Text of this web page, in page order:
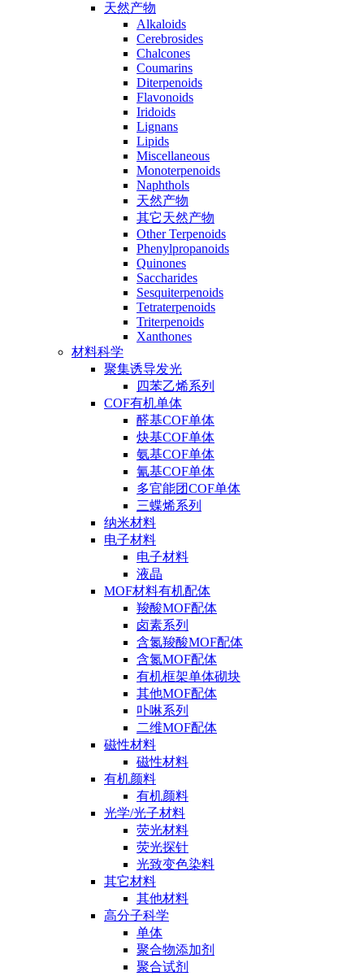
天然产物
Alkaloids
Cerebrosides
Chalcones
Coumarins
Diterpenoids
Flavonoids
Iridoids
Lignans
Lipids
Miscellaneous
Monoterpenoids
Naphthols
天然产物
其它天然产物
Other Terpenoids
Phenylpropanoids
Quinones
Saccharides
Sesquiterpenoids
Tetraterpenoids
Triterpenoids
Xanthones
材料科学
聚集诱导发光
四苯乙烯系列
COF有机单体
醛基COF单体
炔基COF单体
氨基COF单体
氰基COF单体
多官能团COF单体
三蝶烯系列
纳米材料
电子材料
电子材料
液晶
MOF材料有机配体
羧酸MOF配体
卤素系列
含氮羧酸MOF配体
含氮MOF配体
有机框架单体砌块
其他MOF配体
卟啉系列
二维MOF配体
磁性材料
磁性材料
有机颜料
有机颜料
光学/光子材料
荧光材料
荧光探针
光致变色染料
其它材料
其他材料
高分子科学
单体
聚合物添加剂
聚合试剂